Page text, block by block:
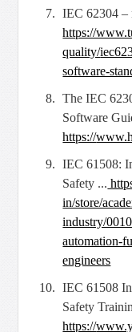
IEC 62304 –
https://
quality/
software-
The IEC
Software
https://
IEC 61508:
Safety ...
in/store/
industry/
automation-
engineers
IEC 61508
Safety
https://